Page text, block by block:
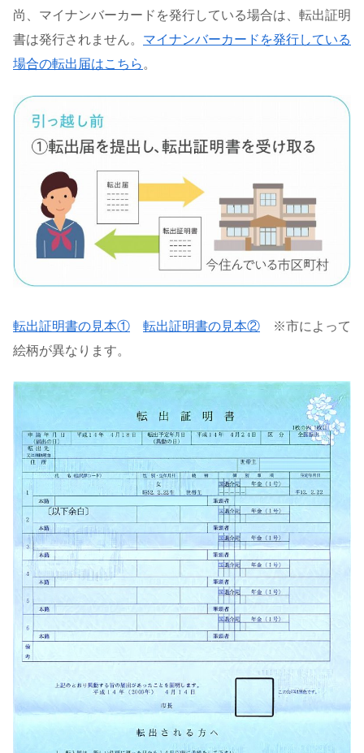
尚、マイナンバーカードを発行している場合は、転出証明
書は発行されません。 マイナンバーカードを発行している
場合の転出届はこちら 。
転出証明書の見本① 転出証明書の見本② ※市によって
絵柄が異なります。